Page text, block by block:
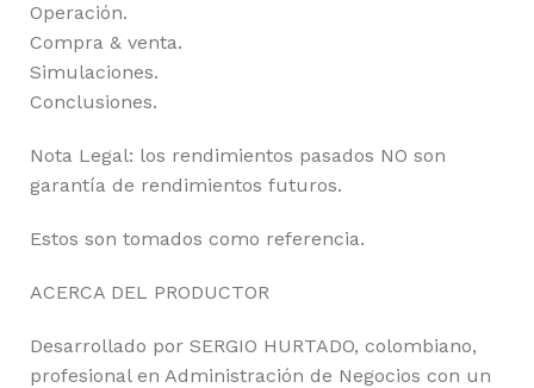
Operación.
Compra & venta.
Simulaciones.
Conclusiones.
Nota Legal: los rendimientos pasados NO son
garantía de rendimientos futuros.
Estos son tomados como referencia.
ACERCA DEL PRODUCTOR
Desarrollado por SERGIO HURTADO, colombiano,
profesional en Administración de Negocios con un